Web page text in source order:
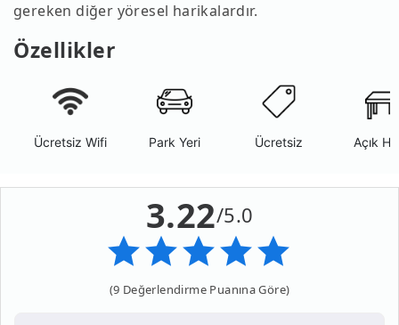
gereken diğer yöresel harikalardır.
Özellikler
Ücretsiz Wifi Park Yeri Ücretsiz Açık
3.22/5.0
(9 Değerlendirme Puanına Göre)